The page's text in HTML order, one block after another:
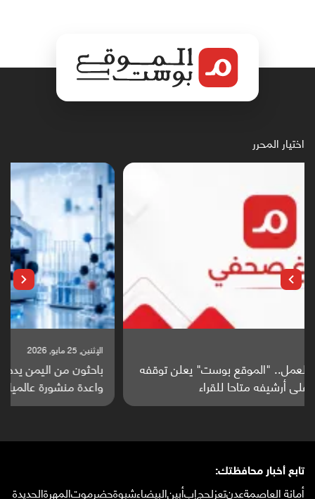
اختيار المحرر
باحثون من اليمن يدخلون سباق أبحاث ألزهايمر بدراسة
واعدة منشورة عالميا (ترجمة)
تابع أخبار محافظتك:
أمانة العاصمةعدنتعزلحجإبأبينالبيضاءشبوةحضرموتالمهرةالحديدة